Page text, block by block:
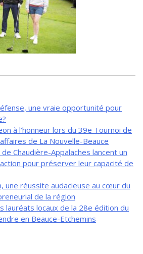
de solidarité
Futurpreneur
Toile entrepreneuriale Nouvelle-
Beauce
une vraie opportunité pour
à l’honneur lors du 39e Tournoi de
de La Nouvelle-Beauce
Chaudière-Appalaches lancent un
pour préserver leur capacité de
une réussite audacieuse au cœur du
de la région
lauréats locaux de la 28e édition du
en Beauce-Etchemins